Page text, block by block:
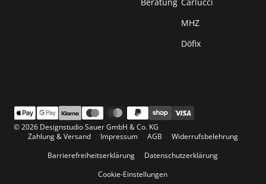
Beratung Carlucci
MHZ
Döfix
© 2026 Designstudio Sauer GmbH & Co. KG
Zahlung & Versand
Impressum AGB
Widerrufsbelehrung
Barrierefreiheitserklärung
Datenschutzerklärung
Cookie-Einstellungen